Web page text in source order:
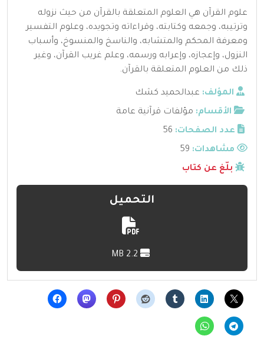
علوم القرآن هي العلوم المتعلقة بالقرآن من حيث نزوله
وترتيبه، وجمعه وكتابته، وقراءاته وتجويده، وعلوم التفسير
ومعرفة المحكم والمتشابه، والناسخ والمنسوخ، وأسباب
النزول، وإعجازه، وإعرابه ورسمه، وعلم غريب القرآن، وغير
ذلك من العلوم المتعلقة بالقرآن.
المؤلف: عبدالحميد كشك
الأقسام: مؤلفات قرآنية عامة
عدد الصفحات: 56
مشاهدات:
بلّغ عن كتاب
التحميل